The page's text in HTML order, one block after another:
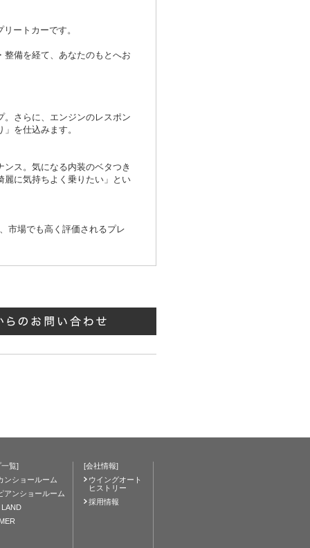
ートカーです。
備を経て、あなたのもとへお
さらに、エンジンのレスポン
を仕込みます。
ス。気になる内装のベタつき
麗に気持ちよく乗りたい」とい
市場でも高く評価されるプレ
覧]
ンショールーム
アンショールーム
[会社情報]
ウイングオート
ヒストリー
採用情報